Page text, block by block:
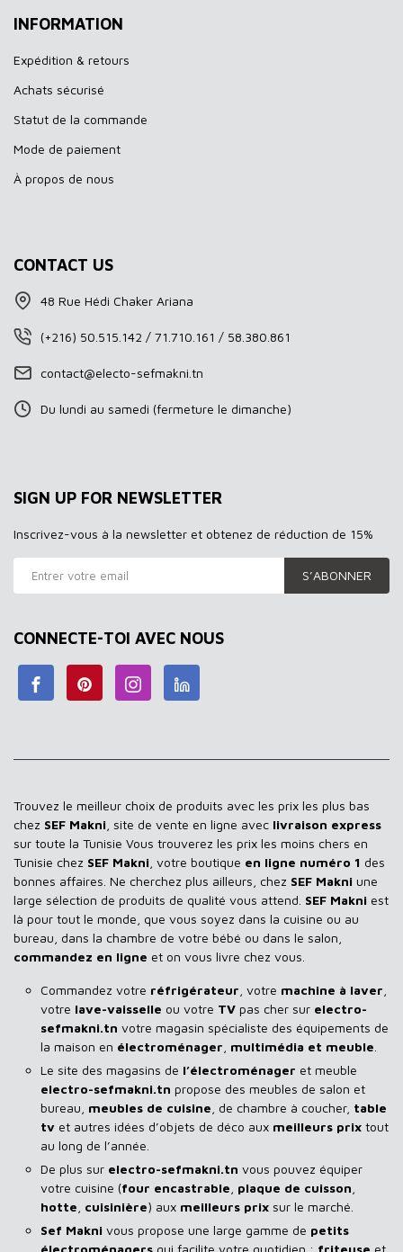
INFORMATION
Expédition & retours
Achats sécurisé
Statut de la commande
Mode de paiement
À propos de nous
CONTACT US
48 Rue Hédi Chaker Ariana
(+216) 50.515.142 / 71.710.161 / 58.380.861
contact@electo-sefmakni.tn
Du lundi au samedi (fermeture le dimanche)
SIGN UP FOR NEWSLETTER
Inscrivez-vous à la newsletter et obtenez de réduction de 15%
S’ABONNER
CONNECTE-TOI AVEC NOUS
Trouvez le meilleur choix de produits avec les prix les plus bas
chez SEF Makni , site de vente en ligne avec livraison express
sur toute la Tunisie Vous trouverez les prix les moins chers en
Tunisie chez SEF Makni , votre boutique en ligne numéro 1 des
bonnes affaires. Ne cherchez plus ailleurs, chez SEF Makni une
large sélection de produits de qualité vous attend. SEF Makni est
là pour tout le monde, que vous soyez dans la cuisine ou au
bureau, dans la chambre de votre bébé ou dans le salon,
commandez en ligne et on vous livre chez vous.
Commandez votre réfrigérateur , votre machine à laver
votre lave-vaisselle ou votre TV pas cher sur electro-
sefmakni.tn votre magasin spécialiste des équipements de
la maison en électroménager multimédia et meuble
Le site des magasins de l’électroménager et meuble
electro-sefmakni.tn propose des meubles de salon et
bureau, meubles de cuisine , de chambre à coucher, table
tv et autres idées d’objets de déco aux meilleurs prix tout
au long de l’année.
De plus sur electro-sefmakni.tn vous pouvez équiper
votre cuisine (four encastrable plaque de cuisson
hotte cuisinière) aux meilleurs prix sur le marché.
Sef Makni vous propose une large gamme de petits